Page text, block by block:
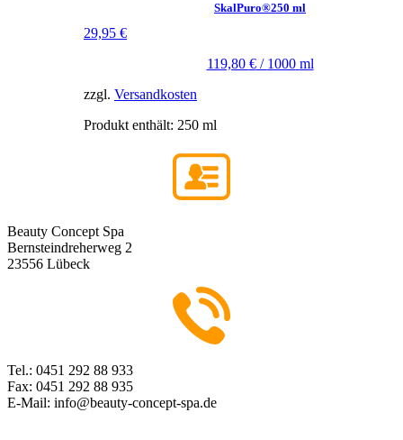
SkalPuro®250 ml
29,95 €
119,80 €/ 1000 ml
zzgl. Versandkosten
Produkt enthält: 250 ml
Beauty Concept Spa
Bernsteindreherweg 2
23556 Lübeck
Tel.: 0451 292 88 933
Fax: 0451 292 88 935
E-Mail: info@beauty-concept-spa.de